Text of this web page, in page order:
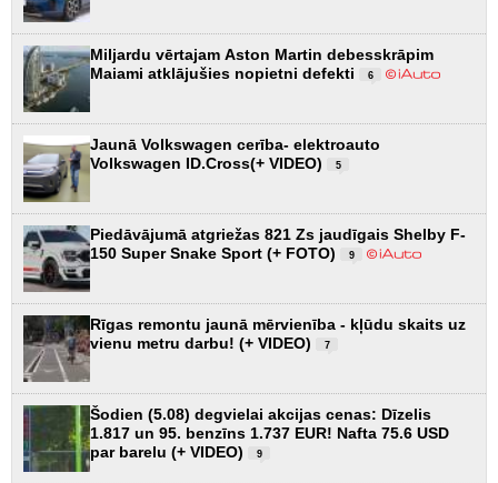
Miljardu vērtajam Aston Martin debesskrāpim
Maiami atklājušies nopietni defekti
6
Jaunā Volkswagen cerība- elektroauto
Volkswagen ID.Cross(+ VIDEO)
5
Piedāvājumā atgriežas 821 Zs jaudīgais Shelby F-
150 Super Snake Sport (+ FOTO)
9
Rīgas remontu jaunā mērvienība - kļūdu skaits uz
vienu metru darbu! (+ VIDEO)
7
Šodien (5.08) degvielai akcijas cenas: Dīzelis
1.817 un 95. benzīns 1.737 EUR! Nafta 75.6 USD
par barelu (+ VIDEO)
9